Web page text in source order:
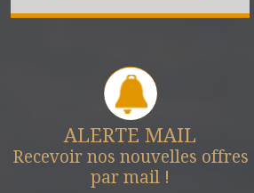
ALERTE MAIL
Recevoir nos nouvelles offres
par mail !